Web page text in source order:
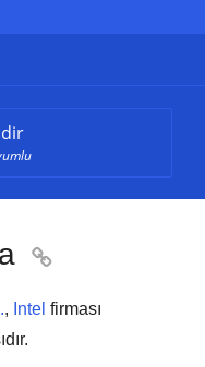

, Intel firması